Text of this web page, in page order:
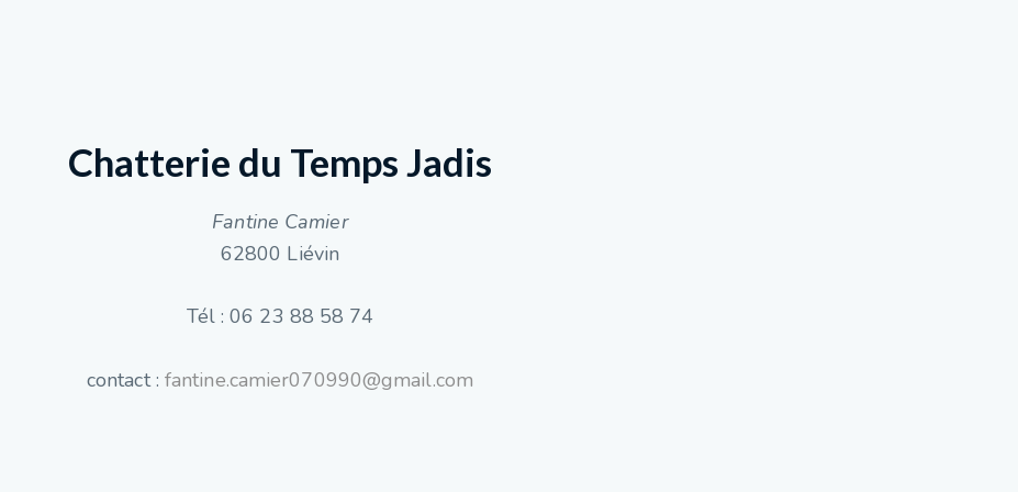
Chatterie du Temps Jadis
Fantine Camier
62800 Liévin
Tél : 06 23 88 58 74
contact : fantine.camier070990@gmail.com